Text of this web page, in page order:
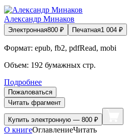
Александр Минаков
Электронная800 ₽ Печатная1 004 ₽
Формат: epub, fb2, pdfRead, mobi
Объем: 192 бумажных стр.
Подробнее
Пожаловаться
Читать фрагмент
Купить электронную — 800 ₽
О книгеОглавлениеЧитать